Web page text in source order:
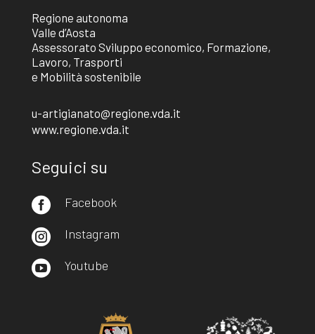
Regione autonoma
Valle d’Aosta
Assessorato Sviluppo economico, Formazione,
Lavoro, Trasporti
e Mobilità sostenibile
u-artigianato@regione.vda.it
www.regione.vda.it
Seguici su
 Facebook
 Instagram
 Youtube